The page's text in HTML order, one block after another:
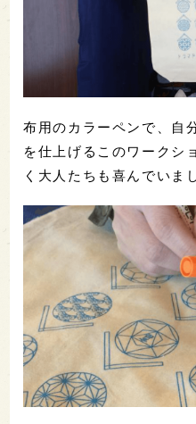
布用のカラーペンで、自
を仕上げるこのワークシ
く大人たちも喜んでいま